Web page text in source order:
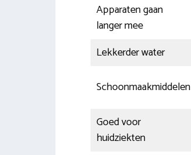
Apparaten gaan
langer mee
Lekkerder water
Schoonmaakmiddelen
Goed voor
huidziekten